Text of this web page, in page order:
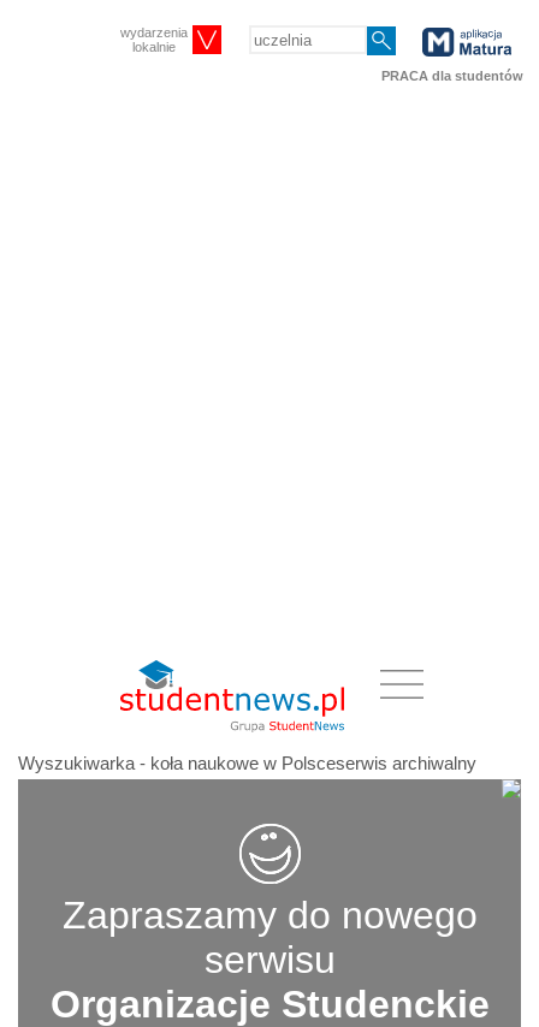
wydarzenia
lokalnie
PRACA dla studentów
Wyszukiwarka - koła naukowe w Polsceserwis archiwalny
Zapraszamy do nowego
serwisu
Organizacje Studenckie